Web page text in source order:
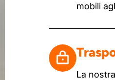
mobili
La